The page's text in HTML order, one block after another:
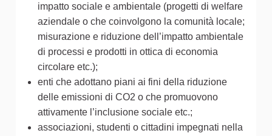
impatto sociale e ambientale (progetti di welfare
aziendale o che coinvolgono la comunità locale;
misurazione e riduzione dell’impatto ambientale
di processi e prodotti in ottica di economia
circolare etc.);
enti che adottano piani ai fini della riduzione
delle emissioni di CO2 o che promuovono
attivamente l’inclusione sociale etc.;
associazioni, studenti o cittadini impegnati nella